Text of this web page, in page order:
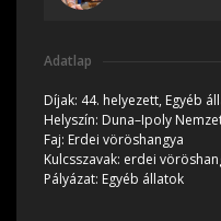
Adatlap
Díjak: 44. helyezett, Egyéb
Helyszín: Duna–Ipoly
Faj: Erdei vöröshangya
Kulcsszavak: erdei
Pályázat: Egyéb állatok